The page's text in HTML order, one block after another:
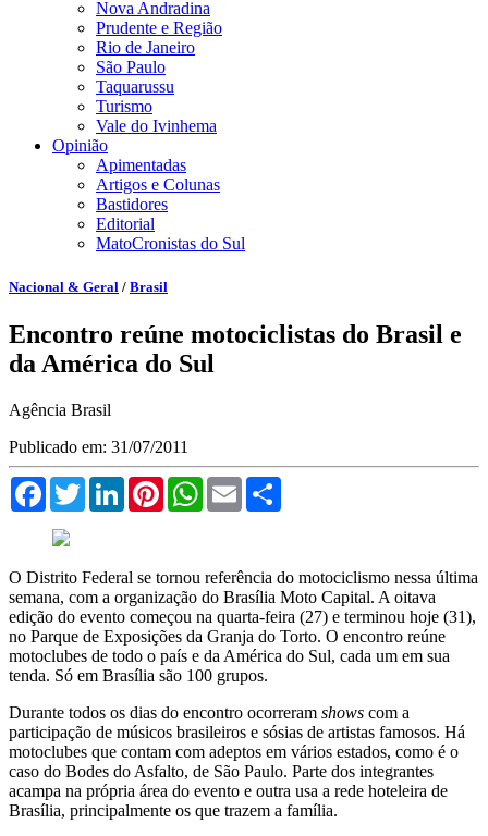
Nova Andradina
Prudente e Região
Rio de Janeiro
São Paulo
Taquarussu
Turismo
Vale do Ivinhema
Opinião
Apimentadas
Artigos e Colunas
Bastidores
Editorial
MatoCronistas do Sul
Nacional & Geral / Brasil
Encontro reúne motociclistas do Brasil e
da América do Sul
Agência Brasil
Publicado em: 31/07/2011
FacebookTwitterLinkedInPinterestWhatsApp
Email
O Distrito Federal se tornou referência do motociclismo nessa última
semana, com a organização do Brasília Moto Capital. A oitava
edição do evento começou na quarta-feira (27) e terminou hoje (31),
no Parque de Exposições da Granja do Torto. O encontro reúne
motoclubes de todo o país e da América do Sul, cada um em sua
tenda. Só em Brasília são 100 grupos.
Durante todos os dias do encontro ocorreram shows com a
participação de músicos brasileiros e sósias de artistas famosos. Há
motoclubes que contam com adeptos em vários estados, como é o
caso do Bodes do Asfalto, de São Paulo. Parte dos integrantes
acampa na própria área do evento e outra usa a rede hoteleira de
Brasília, principalmente os que trazem a família.